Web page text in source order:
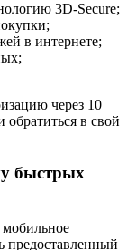
3D-Secure;
в интернете;
через 10
обратиться в свой
быстрых
мобильное
предоставленный